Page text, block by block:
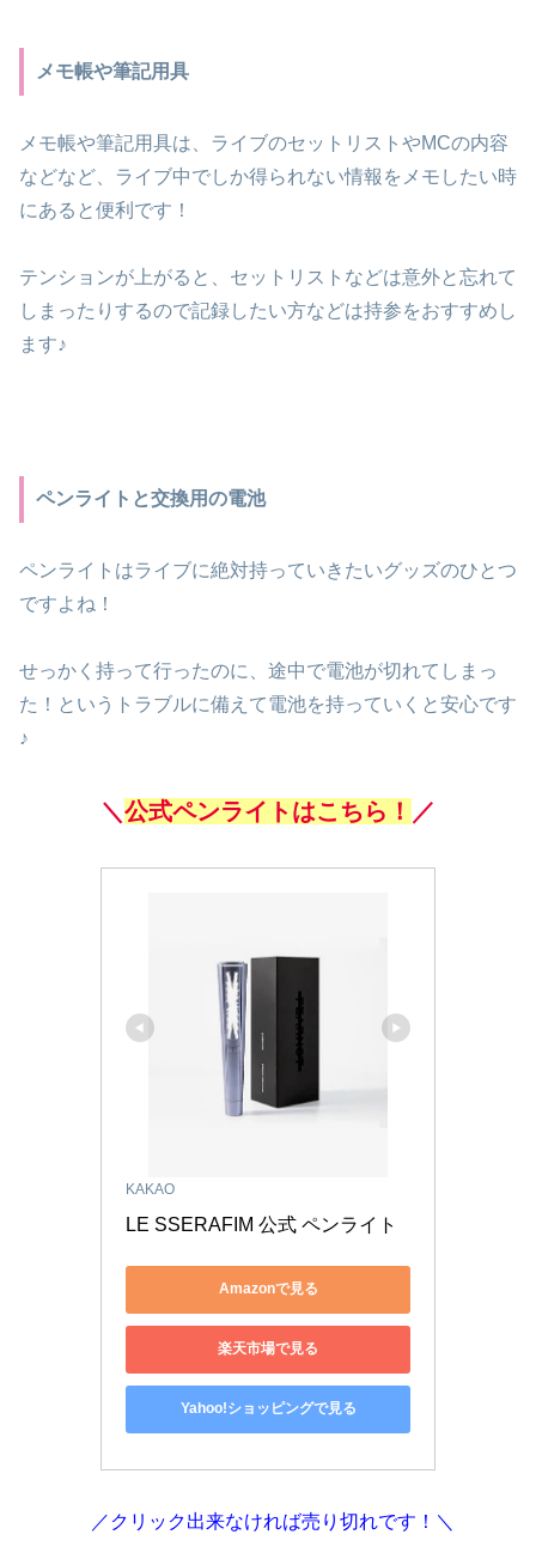
メモ帳や筆記用具
メモ帳や筆記用具は、ライブのセットリストやMCの内容
などなど、ライブ中でしか得られない情報をメモしたい時
にあると便利です！
テンションが上がると、セットリストなどは意外と忘れて
しまったりするので記録したい方などは持参をおすすめし
ます♪
ペンライトと交換用の電池
ペンライトはライブに絶対持っていきたいグッズのひとつ
ですよね！
せっかく持って行ったのに、途中で電池が切れてしまっ
た！というトラブルに備えて電池を持っていくと安心です
♪
＼公式ペンライトはこちら！ ／
KAKAO
LE SSERAFIM 公式 ペンライト
Amazonで見る
楽天市場で見る
Yahoo!ショッピングで見る
／クリック出来なければ売り切れです！＼